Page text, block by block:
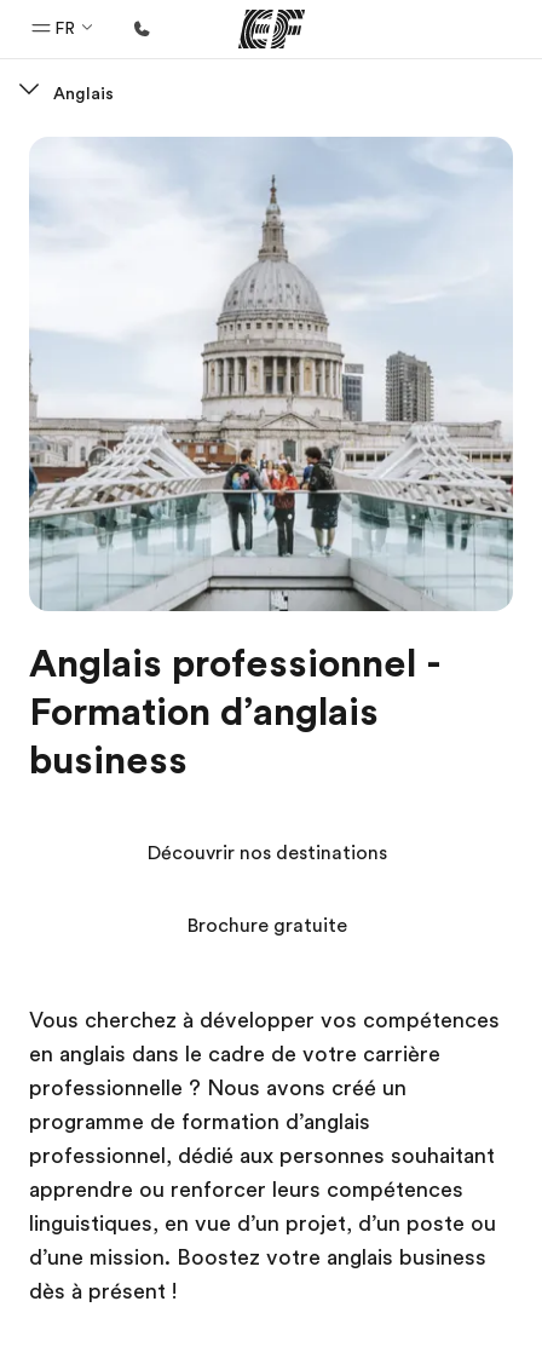
FR
Trouver un bureau
A propos de nous
Qui sommes-nous ?
EF recrute
Rejoignez nos équipes
Anglais
Anglais professionnel -
Formation d’anglais
business
Vous cherchez à développer vos compétences
en anglais dans le cadre de votre carrière
professionnelle ? Nous avons créé un
programme de formation d’anglais
professionnel, dédié aux personnes souhaitant
apprendre ou renforcer leurs compétences
linguistiques, en vue d’un projet, d’un poste ou
d’une mission. Boostez votre anglais business
dès à présent !
Découvrir nos destinations
Brochure gratuite